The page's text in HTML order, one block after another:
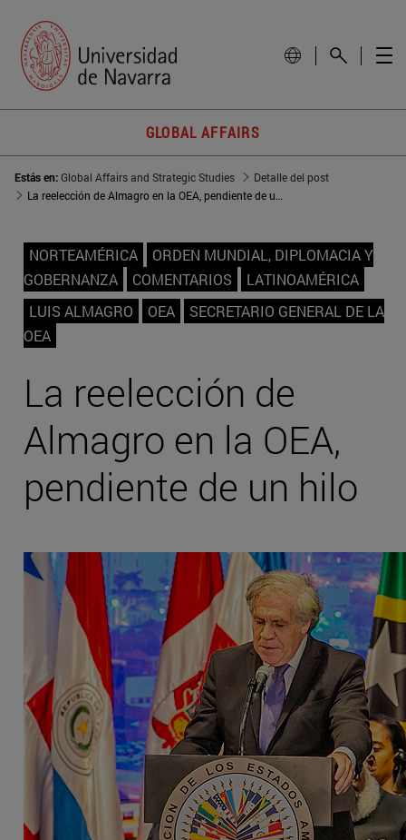
GLOBAL AFFAIRS
Estás en:Global Affairs and Strategic Studies
Detalle del post
La reelección de Almagro en la OEA, pendiente de un hilo
NORTEAMÉRICA
ORDEN MUNDIAL, DIPLOMACIA Y
GOBERNANZA
COMENTARIOS
LATINOAMÉRICA
LUIS ALMAGRO
OEA
SECRETARIO GENERAL DE LA
OEA
La reelección de
Almagro en la OEA,
pendiente de un hilo